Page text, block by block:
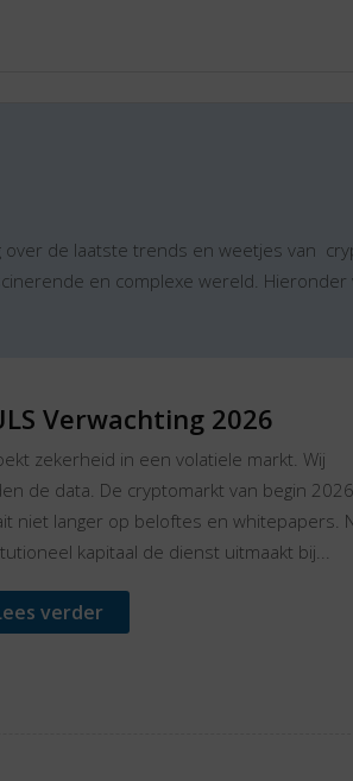
de laatste trends en weetjes van
en complexe wereld.
Verwachting 2026
zekerheid in een volatiele markt. Wij
de data. De cryptomarkt van begin 2026
niet langer op beloftes en whitepapers.
kapitaal de dienst uitmaakt bij...
verder